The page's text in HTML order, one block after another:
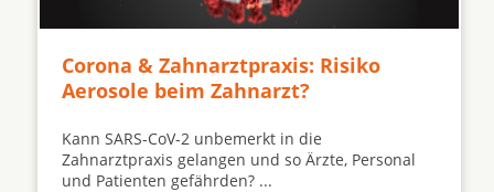
Corona & Zahnarztpraxis: Risiko
Aerosole beim Zahnarzt?
Kann SARS-CoV-2 unbemerkt in die
Zahnarztpraxis gelangen und so Ärzte, Personal
und Patienten gefährden? ...